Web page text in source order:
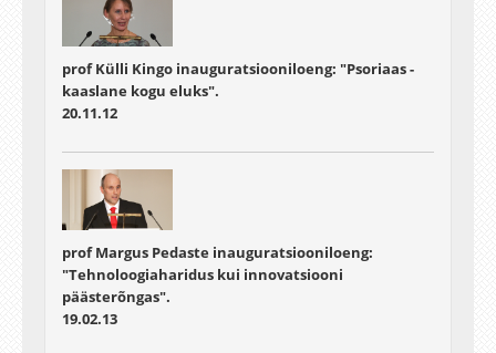
prof Külli Kingo inauguratsiooniloeng: "Psoriaas -
kaaslane kogu eluks".
20.11.12
prof Margus Pedaste inauguratsiooniloeng:
"Tehnoloogiaharidus kui innovatsiooni
päästerõngas".
19.02.13